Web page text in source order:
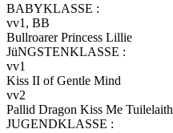
BABYKLASSE :
vv1, BB
Bullroarer Princess Lillie
JüNGSTENKLASSE :
vv1
Kiss II of Gentle Mind
vv2
Pallid Dragon Kiss Me Tuilelaith
JUGENDKLASSE :